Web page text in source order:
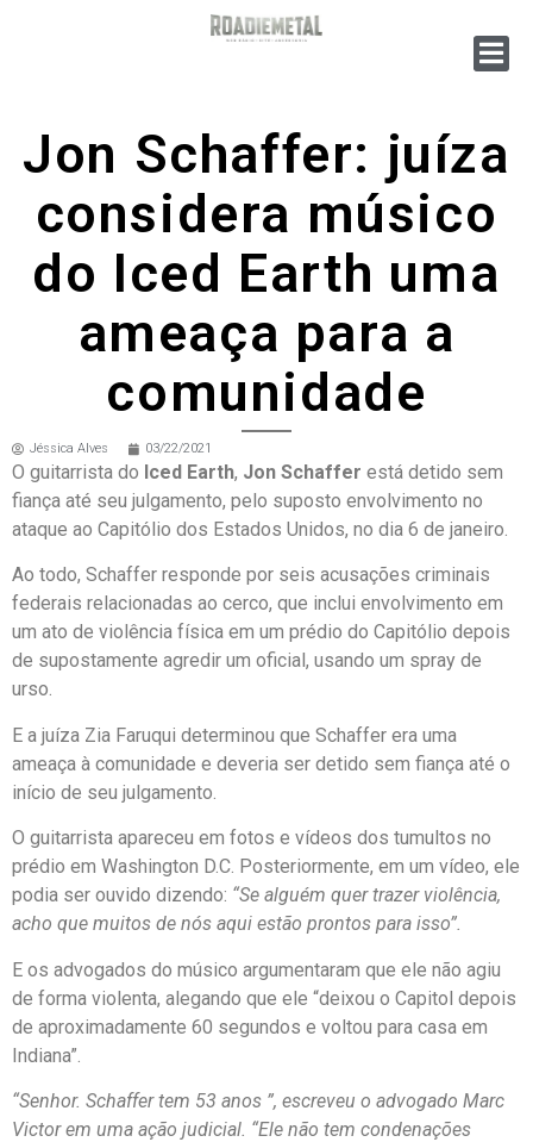
Jon Schaffer: juíza
considera músico
do Iced Earth uma
ameaça para a
comunidade
Jéssica Alves 03/22/2021
O guitarrista do Iced Earth, Jon Schaffer está detido sem
fiança até seu julgamento, pelo suposto envolvimento no
ataque ao Capitólio dos Estados Unidos, no dia 6 de janeiro.
Ao todo, Schaffer responde por seis acusações criminais
federais relacionadas ao cerco, que inclui envolvimento em
um ato de violência física em um prédio do Capitólio depois
de supostamente agredir um oficial, usando um spray de
urso.
E a juíza Zia Faruqui determinou que Schaffer era uma
ameaça à comunidade e deveria ser detido sem fiança até o
início de seu julgamento.
O guitarrista apareceu em fotos e vídeos dos tumultos no
prédio em Washington D.C. Posteriormente, em um vídeo, ele
podia ser ouvido dizendo: “Se alguém quer trazer violência,
acho que muitos de nós aqui estão prontos para isso”.
E os advogados do músico argumentaram que ele não agiu
de forma violenta, alegando que ele “deixou o Capitol depois
de aproximadamente 60 segundos e voltou para casa em
Indiana”.
“Senhor. Schaffer tem 53 anos ”, escreveu o advogado Marc
Victor em uma ação judicial. “Ele não tem condenações